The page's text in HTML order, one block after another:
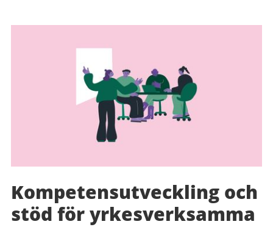
Kompetensutveckling och
stöd för yrkesverksamma